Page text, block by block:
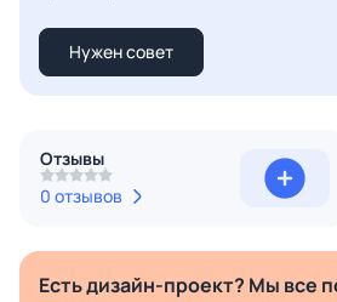
Нужен совет
Отзывы
0 отзывов
Есть дизайн-проект? Мы все